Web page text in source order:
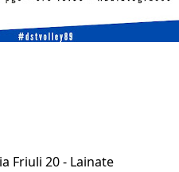
Friuli 20 - Lainate